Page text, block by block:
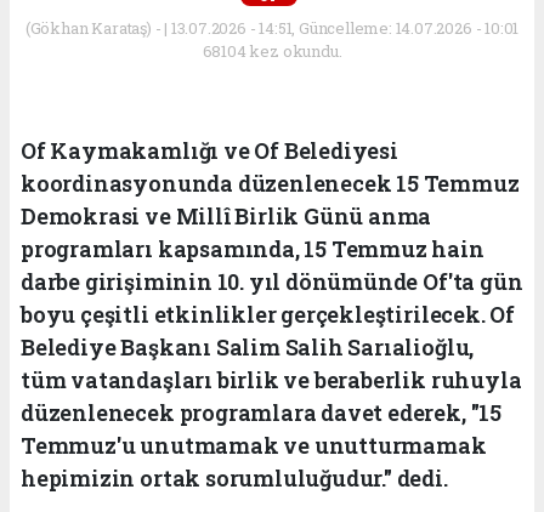
(Gökhan Karataş) - | 13.07.2026 - 14:51, Güncelleme: 14.07.2026 - 10:01
68104 kez okundu.
Of Kaymakamlığı ve Of Belediyesi
koordinasyonunda düzenlenecek 15 Temmuz
Demokrasi ve Millî Birlik Günü anma
programları kapsamında, 15 Temmuz hain
darbe girişiminin 10. yıl dönümünde Of'ta gün
boyu çeşitli etkinlikler gerçekleştirilecek. Of
Belediye Başkanı Salim Salih Sarıalioğlu,
tüm vatandaşları birlik ve beraberlik ruhuyla
düzenlenecek programlara davet ederek, "15
Temmuz'u unutmamak ve unutturmamak
hepimizin ortak sorumluluğudur." dedi.